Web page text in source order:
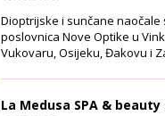
Dioptrijske i sunčane naočale
poslovnica Nove Optike u
Vukovaru, Osijeku, Đakovu i
La Medusa SPA &